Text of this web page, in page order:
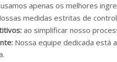
usamos apenas os melhores
medidas estritas de
ao simplificar nosso
Nossa equipe dedicada está